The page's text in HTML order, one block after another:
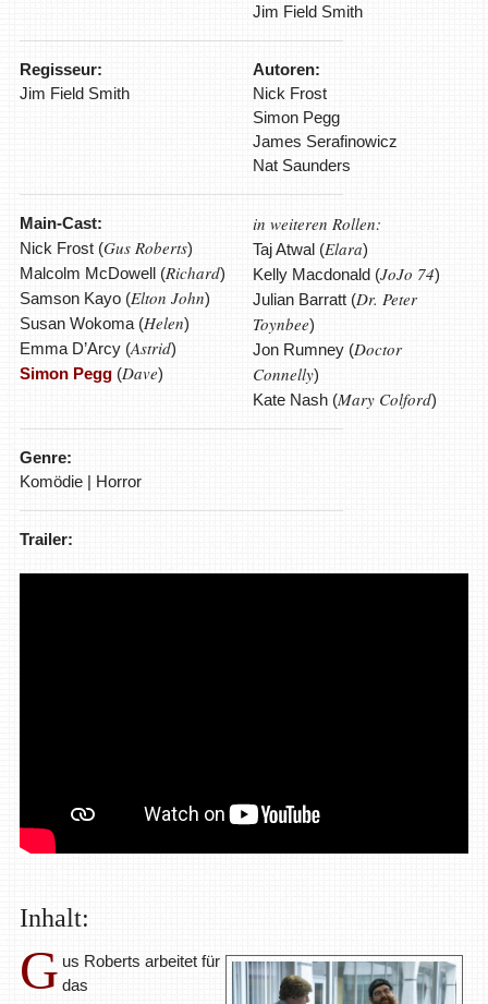
Jim Field Smith
Regisseur:
Jim Field Smith
Autoren:
Nick Frost
Simon Pegg
James Serafinowicz
Nat Saunders
Main-Cast:
Nick Frost (Gus Roberts)
Malcolm McDowell (Richard)
Samson Kayo (Elton John)
Susan Wokoma (Helen)
Emma D’Arcy (Astrid)
Simon Pegg(Dave)
in weiteren Rollen:
Taj Atwal (Elara)
Kelly Macdonald (JoJo 74)
Julian Barratt (Dr. Peter
Toynbee)
Jon Rumney (Doctor
Connelly)
Kate Nash (Mary Colford)
Genre:
Komödie | Horror
Trailer:
Inhalt:
G us Roberts arbeitet für
das